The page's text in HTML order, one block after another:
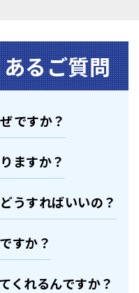
るご質問
ですか？
ますか？
うすればいいの？
すか？
くれるんですか？